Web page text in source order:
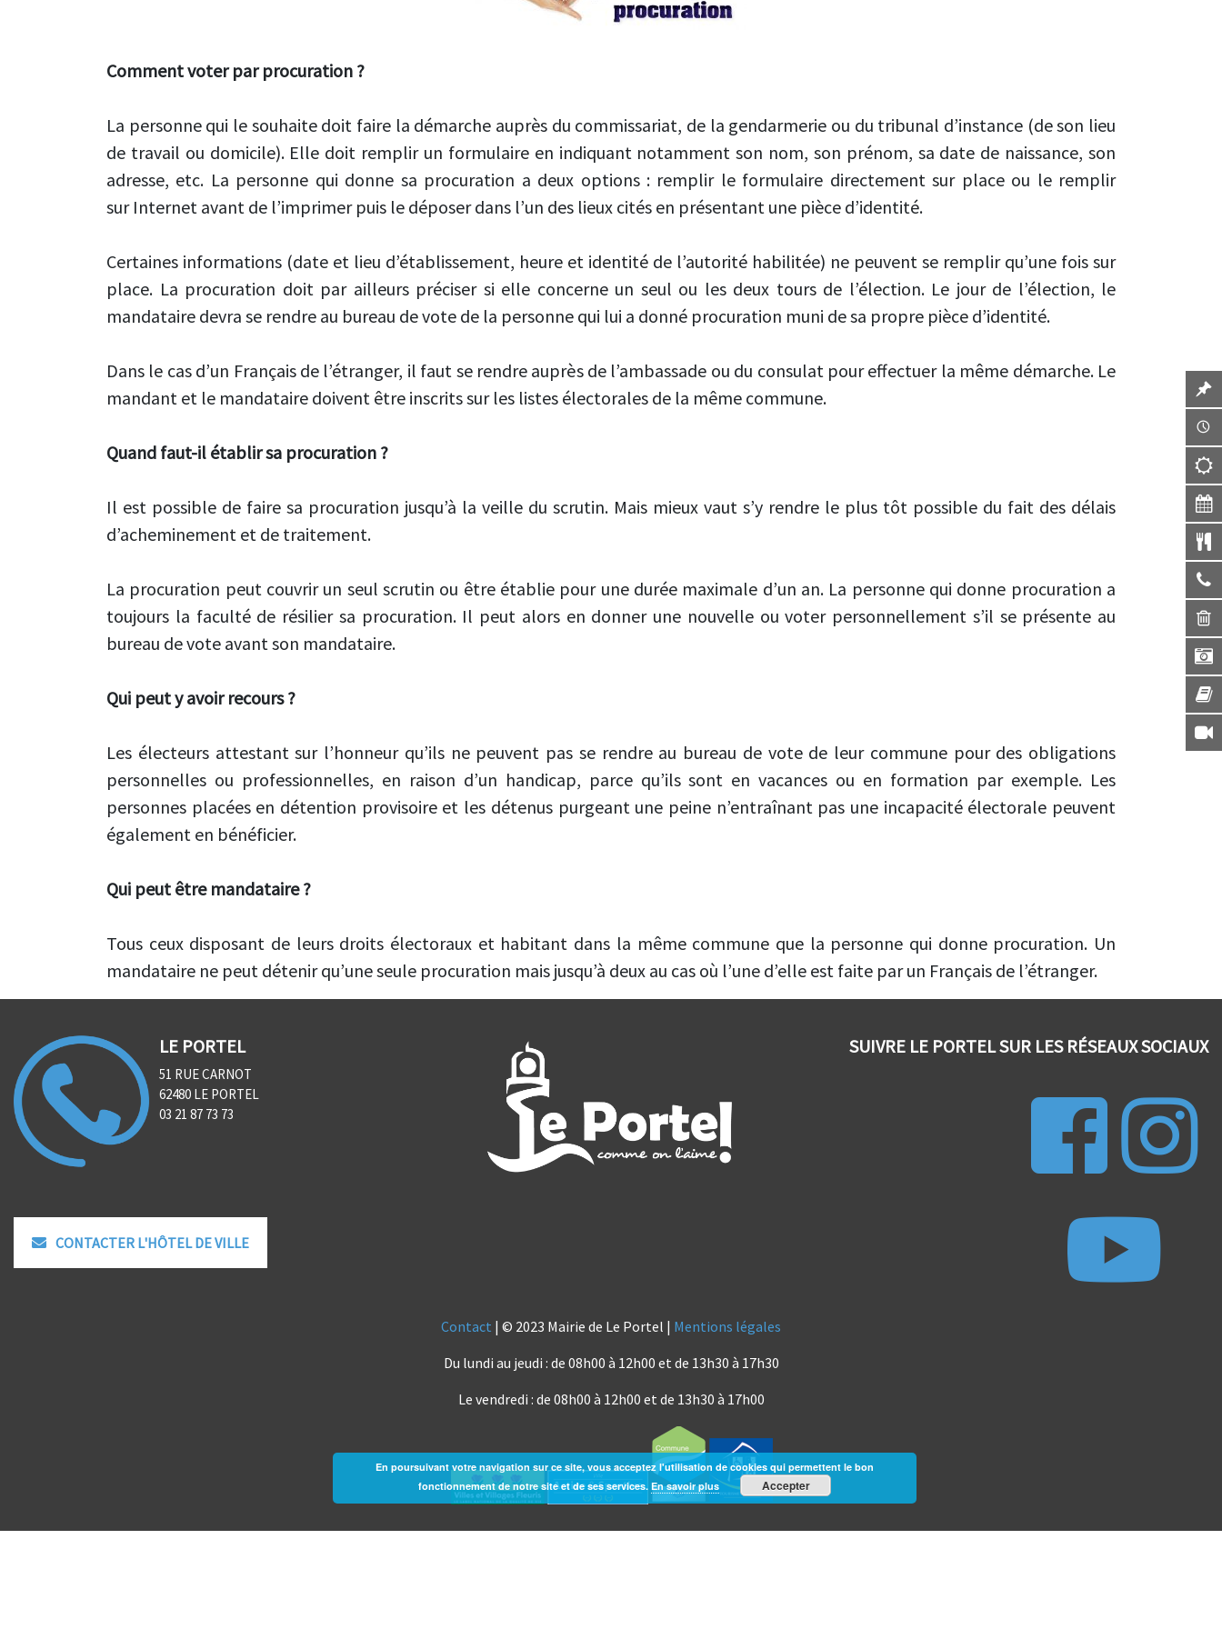
Comment voter par procuration ?
La personne qui le souhaite doit faire la démarche auprès du commissariat, de la gendarmerie ou du tribunal d’instance (de son lieu
de travail ou domicile). Elle doit remplir un formulaire en indiquant notamment son nom, son prénom, sa date de naissance, son
adresse, etc. La personne qui donne sa procuration a deux options : remplir le formulaire directement sur place ou le remplir
sur Internet avant de l’imprimer puis le déposer dans l’un des lieux cités en présentant une pièce d’identité.
Certaines informations (date et lieu d’établissement, heure et identité de l’autorité habilitée) ne peuvent se remplir qu’une fois sur
place. La procuration doit par ailleurs préciser si elle concerne un seul ou les deux tours de l’élection. Le jour de l’élection, le
mandataire devra se rendre au bureau de vote de la personne qui lui a donné procuration muni de sa propre pièce d’identité.
Dans le cas d’un Français de l’étranger, il faut se rendre auprès de l’ambassade ou du consulat pour effectuer la même démarche. Le
mandant et le mandataire doivent être inscrits sur les listes électorales de la même commune.
Quand faut-il établir sa procuration ?
Il est possible de faire sa procuration jusqu’à la veille du scrutin. Mais mieux vaut s’y rendre le plus tôt possible du fait des délais
d’acheminement et de traitement.
La procuration peut couvrir un seul scrutin ou être établie pour une durée maximale d’un an. La personne qui donne procuration a
toujours la faculté de résilier sa procuration. Il peut alors en donner une nouvelle ou voter personnellement s’il se présente au
bureau de vote avant son mandataire.
Qui peut y avoir recours ?
Les électeurs attestant sur l’honneur qu’ils ne peuvent pas se rendre au bureau de vote de leur commune pour des obligations
personnelles ou professionnelles, en raison d’un handicap, parce qu’ils sont en vacances ou en formation par exemple. Les
personnes placées en détention provisoire et les détenus purgeant une peine n’entraînant pas une incapacité électorale peuvent
également en bénéficier.
Qui peut être mandataire ?
Tous ceux disposant de leurs droits électoraux et habitant dans la même commune que la personne qui donne procuration. Un
mandataire ne peut détenir qu’une seule procuration mais jusqu’à deux au cas où l’une d’elle est faite par un Français de l’étranger.
LE PORTEL
51 RUE CARNOT
62480 LE PORTEL
03 21 87 73 73
CONTACTER L'HÔTEL DE VILLE
SUIVRE LE PORTEL SUR LES RÉSEAUX SOCIAUX
Contact | © 2023 Mairie de Le Portel | Mentions légales
Du lundi au jeudi : de 08h00 à 12h00 et de 13h30 à 17h30
Le vendredi : de 08h00 à 12h00 et de 13h30 à 17h00
En poursuivant votre navigation sur ce site, vous acceptez l'utilisation de cookies qui permettent le bon
fonctionnement de notre site et de ses services. En savoir plus Accepter